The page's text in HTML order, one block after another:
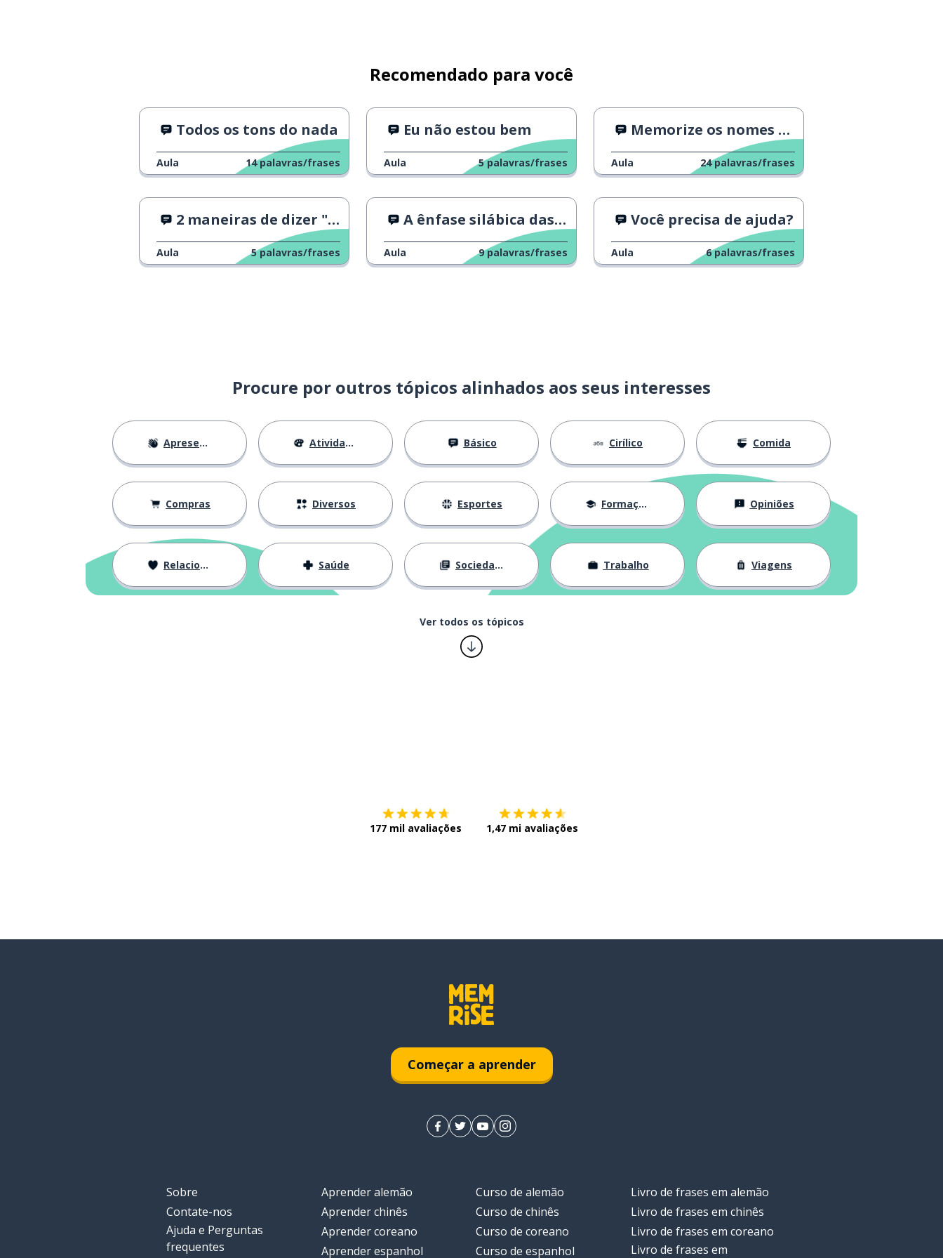
Recomendado para você
Todos os tons do nada
Aula 14 palavras/frases
Eu não estou bem
Aula 5 palavras/frases
Memorize os nomes dos casos
Aula 24 palavras/frases
2 maneiras de dizer "ótimo"
Aula 5 palavras/frases
A ênfase silábica das palavras é importante
Aula 9 palavras/frases
Você precisa de ajuda?
Aula 6 palavras/frases
Procure por outros tópicos alinhados aos seus interesses
Apresentações Atividades Básico Cirílico Comida
Compras Diversos Esportes Formação Opiniões
Relacionamentos Saúde Sociedade Trabalho Viagens
Ver todos os tópicos
177 mil avaliações 1,47 mi avaliações
Começar a aprender
Sobre
Contate-nos
Ajuda e Perguntas
frequentes
Aprender alemão
Aprender chinês
Aprender coreano
Aprender espanhol
Curso de alemão
Curso de chinês
Curso de coreano
Curso de espanhol
Livro de frases em alemão
Livro de frases em chinês
Livro de frases em coreano
Livro de frases em